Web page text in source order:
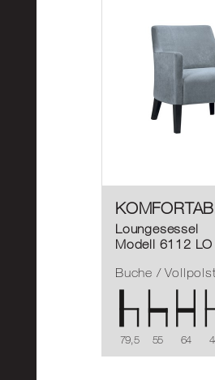
Loungesessel
Modell 6112 LO
Buche /
79,5 55 64